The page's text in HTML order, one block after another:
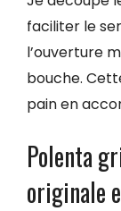
faciliter le
l’ouverture
bouche.
pain en
Polenta
originale